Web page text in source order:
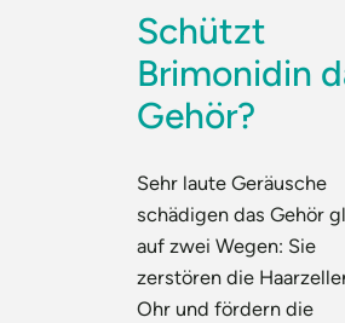
Schützt
Brimonidin
Gehör?
Sehr laute Geräusche
schädigen das Gehör
auf zwei Wegen: Sie
zerstören die
Ohr und fördern die